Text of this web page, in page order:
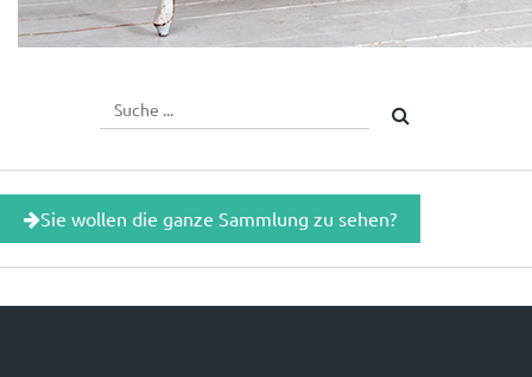
Sie wollen die ganze Sammlung zu sehen?